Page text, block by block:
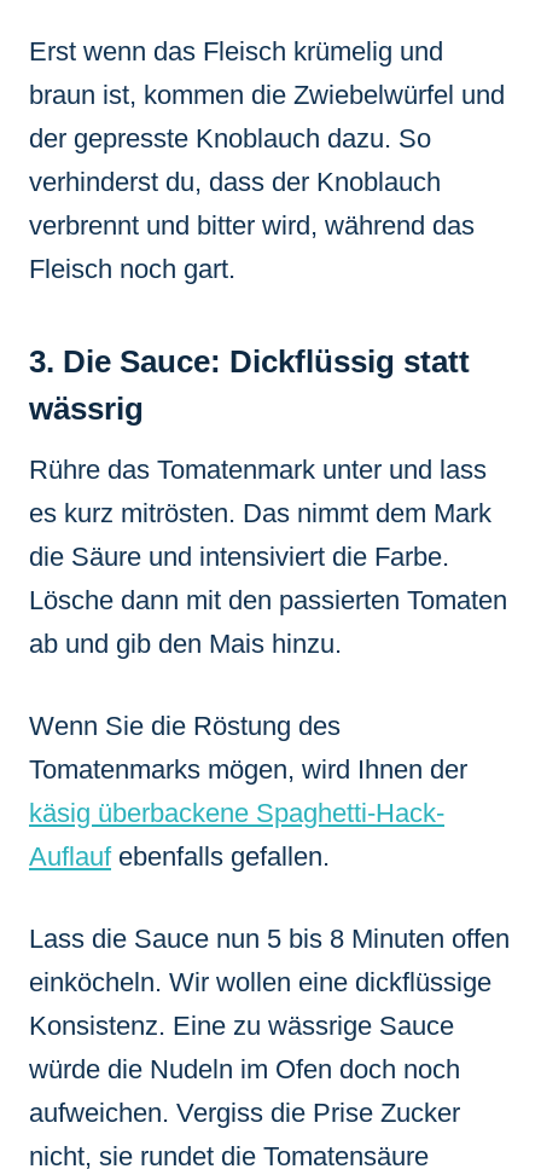
Erst wenn das Fleisch krümelig und
braun ist, kommen die Zwiebelwürfel und
der gepresste Knoblauch dazu. So
verhinderst du, dass der Knoblauch
verbrennt und bitter wird, während das
Fleisch noch gart.
3. Die Sauce: Dickflüssig statt
wässrig
Rühre das Tomatenmark unter und lass
es kurz mitrösten. Das nimmt dem Mark
die Säure und intensiviert die Farbe.
Lösche dann mit den passierten Tomaten
ab und gib den Mais hinzu.
Wenn Sie die Röstung des
Tomatenmarks mögen, wird Ihnen der
käsig überbackene Spaghetti-Hack-
Auflaufebenfalls gefallen.
Lass die Sauce nun 5 bis 8 Minuten offen
einköcheln. Wir wollen eine dickflüssige
Konsistenz. Eine zu wässrige Sauce
würde die Nudeln im Ofen doch noch
aufweichen. Vergiss die Prise Zucker
nicht, sie rundet die Tomatensäure